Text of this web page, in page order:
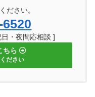
ださい。
・夜間応相談 ]
ちら
ださい